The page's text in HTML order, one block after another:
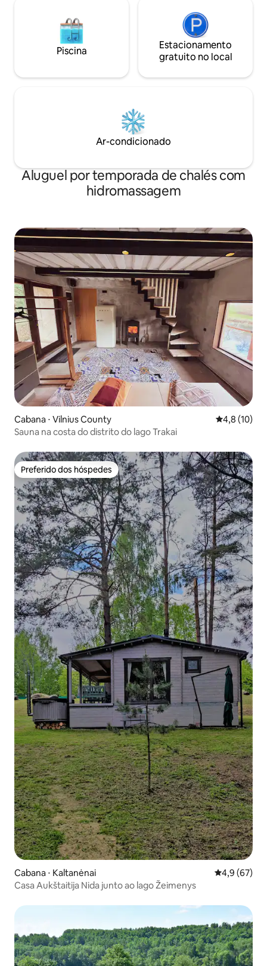
Piscina
Estacionamento
gratuito no local
Ar-condicionado
Aluguel por temporada de chalés com
hidromassagem
Cabana ⋅ Vilnius County 4,8 de uma
4,8 (10)
Sauna na costa do distrito do lago Trakai
Preferido dos hóspedes
Preferido dos hóspedes
Cabana ⋅ Kaltanėnai 4,9 de uma
4,9 (67)
Casa Aukštaitija Nida junto ao lago Žeimenys